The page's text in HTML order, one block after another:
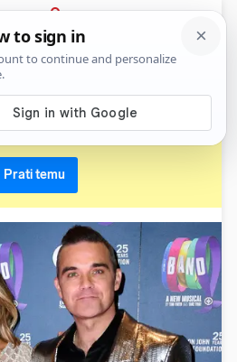
PRIJAVA
ayda field
Prati temu